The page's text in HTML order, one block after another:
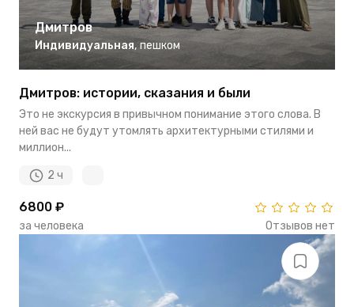
Дмитров
Индивидуальная, пешком
Дмитров: истории, сказания и были
Это не экскурсия в привычном понимание этого слова. В
ней вас не будут утомлять архитектурными стилями и
миллион...
2 ч
6800 ₽
за человека Отзывов нет